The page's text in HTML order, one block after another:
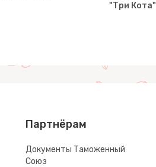
"Три Кота"
Партнёрам
Документы Таможенный
Союз